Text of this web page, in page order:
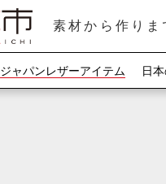
素材から作りま
ジャパンレザーアイテム 日